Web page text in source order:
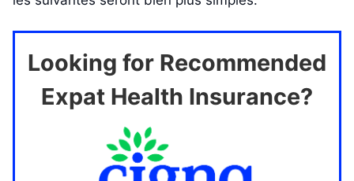
Looking for Recommended
Expat Health Insurance?